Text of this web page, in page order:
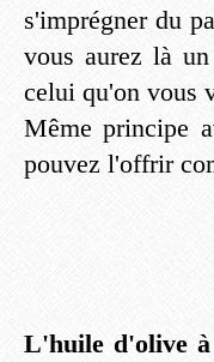
s'imprégner du
vous aurez là
celui qu'on vous
Même principe
pouvez l'offrir
L'huile d'olive